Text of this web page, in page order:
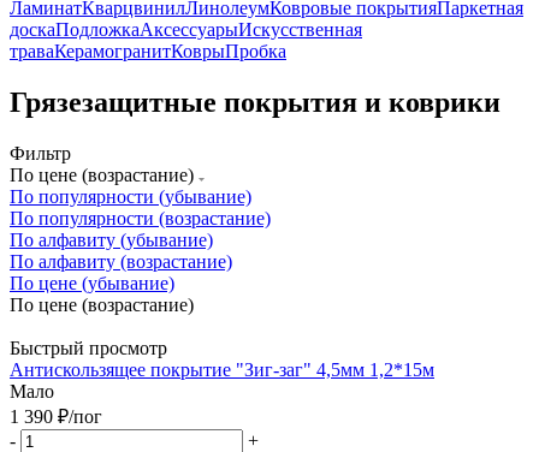
ЛаминатКварцвинилЛинолеумКовровые покрытияПаркетная
доскаПодложкаАксессуарыИскусственная
траваКерамогранитКоврыПробка
Грязезащитные покрытия и коврики
Фильтр
По цене (возрастание)
По популярности (убывание)
По популярности (возрастание)
По алфавиту (убывание)
По алфавиту (возрастание)
По цене (убывание)
По цене (возрастание)
Быстрый просмотр
Антискользящее покрытие "Зиг-заг" 4,5мм 1,2*15м
Мало
1 390 ₽/пог
-
+